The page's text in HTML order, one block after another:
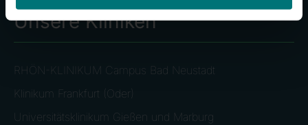
Unsere Kliniken
RHÖN-KLINIKUM Campus Bad Neustadt
Klinikum Frankfurt (Oder)
Universitätsklinikum Gießen und Marburg